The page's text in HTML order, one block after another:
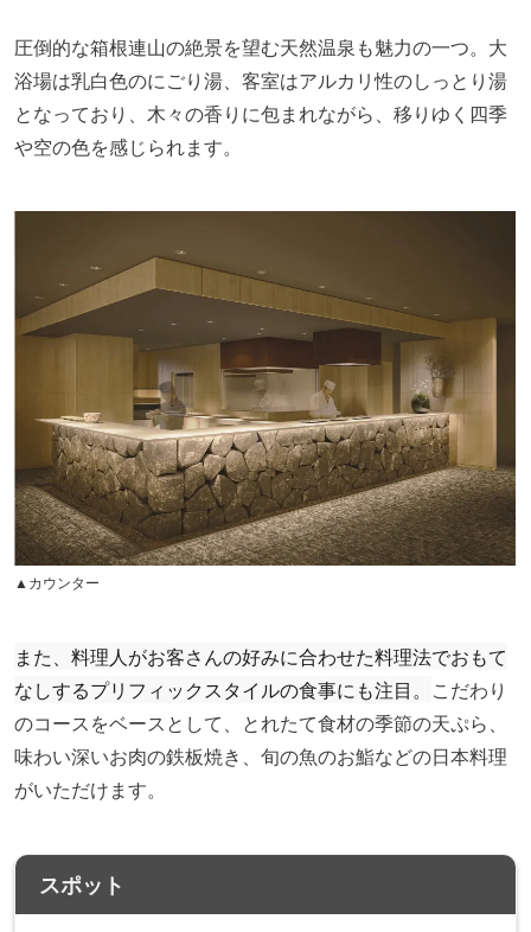
圧倒的な箱根連山の絶景を望む天然温泉も魅力の一つ。大
浴場は乳白色のにごり湯、客室はアルカリ性のしっとり湯
となっており、木々の香りに包まれながら、移りゆく四季
や空の色を感じられます。
▲カウンター
また、料理人がお客さんの好みに合わせた料理法でおもて
なしするプリフィックスタイルの食事にも注目。 こだわり
のコースをベースとして、とれたて食材の季節の天ぷら、
味わい深いお肉の鉄板焼き、旬の魚のお鮨などの日本料理
がいただけます。
スポット